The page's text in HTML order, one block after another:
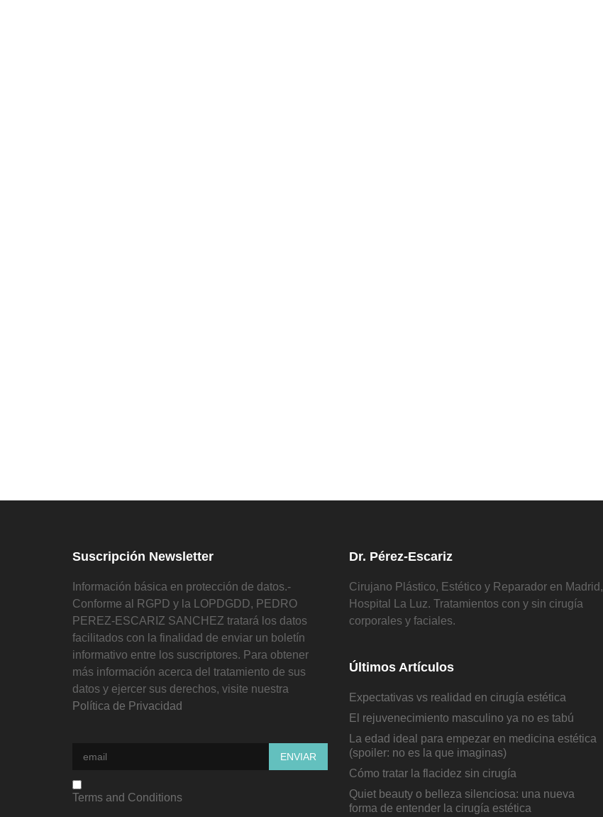
Suscripción Newsletter
Información básica en protección de datos.-
Conforme al RGPD y la LOPDGDD, PEDRO
PEREZ-ESCARIZ SANCHEZ tratará los datos
facilitados con la finalidad de enviar un boletín
informativo entre los suscriptores. Para obtener
más información acerca del tratamiento de sus
datos y ejercer sus derechos, visite nuestra
Política de Privacidad
Terms and Conditions
Dr. Pérez-Escariz
Cirujano Plástico, Estético y Reparador en Madrid,
Hospital La Luz. Tratamientos con y sin cirugía
corporales y faciales.
Últimos Artículos
Expectativas vs realidad en cirugía estética
El rejuvenecimiento masculino ya no es tabú
La edad ideal para empezar en medicina estética
(spoiler: no es la que imaginas)
Cómo tratar la flacidez sin cirugía
Quiet beauty o belleza silenciosa: una nueva
forma de entender la cirugía estética